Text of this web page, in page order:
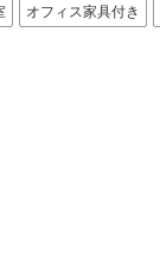
オフィス家具付き